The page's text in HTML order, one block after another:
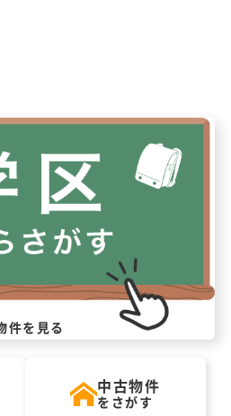
件を見る
中古物件
をさがす